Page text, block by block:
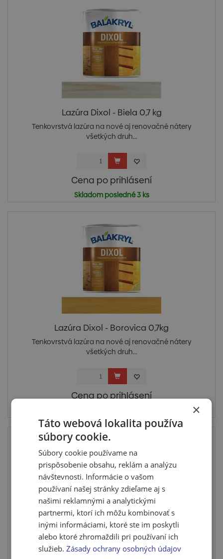
Lazúra Dixol - Biela 0,7 kg
Tenkovrstvá lazúra na nové aj renovačné nátery
všetkých druh...
Cena po prihlásení
Skladom posledné 3 ks
Lazúra Dixol - Borovica 0,7kg
Tenkovrstvá lazúra na nové aj renovačné nátery
všetkých druh...
Cena po prihlásení
Lazúra Dixol - Mahagon 0,7kg
×
Táto webová lokalita používa
súbory cookie.
Súbory cookie používame na
prispôsobenie obsahu, reklám a analýzu
návštevnosti. Informácie o vašom
používaní našej stránky zdieľame aj s
našimi reklamnými a analytickými
partnermi, ktorí ich môžu kombinovať s
inými informáciami, ktoré ste im poskytli
alebo ktoré zhromaždili pri používaní ich
služieb.Zásady ochrany osobných údajov